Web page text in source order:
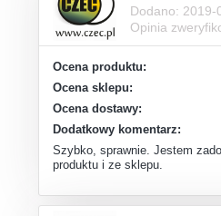
Dodano: 2019-
Opinia
Ocena produktu:
Ocena sklepu:
Ocena dostawy:
Dodatkowy komentarz:
Szybko, sprawnie. Jestem
produktu i ze sklepu.